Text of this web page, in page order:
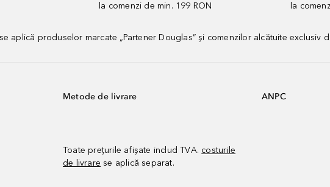
la comenzi de min. 199 RON
la
aplică produselor marcate „Partener Douglas” și comenzilor alcătuite exclusiv
Metode de livrare
Toate prețurile afișate includ TVA. costurile
de livrare se aplică separat.
ANPC